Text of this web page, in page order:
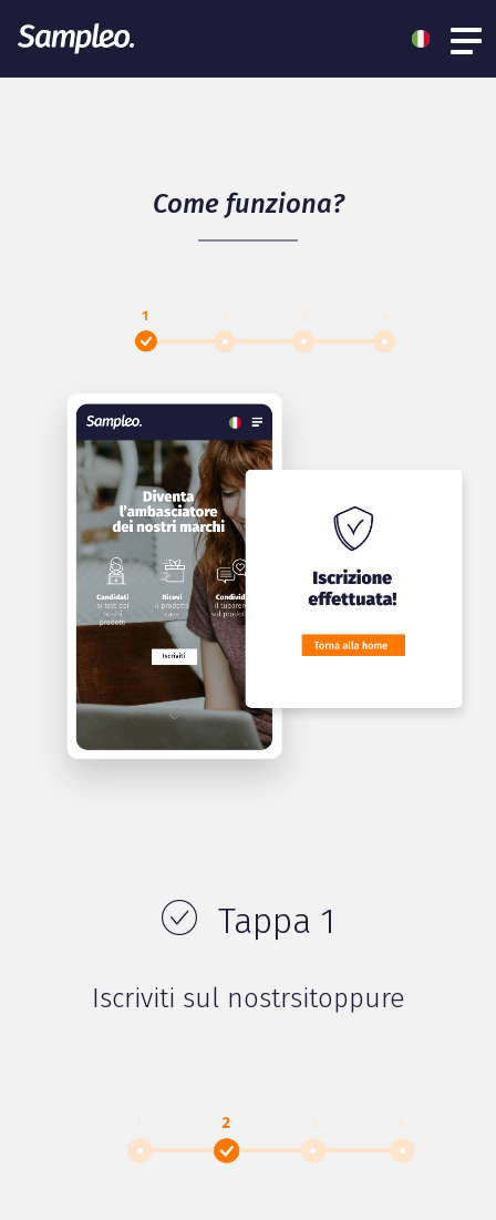
Come funziona?
Tappa 1
Iscriviti sul nostrsitoppure